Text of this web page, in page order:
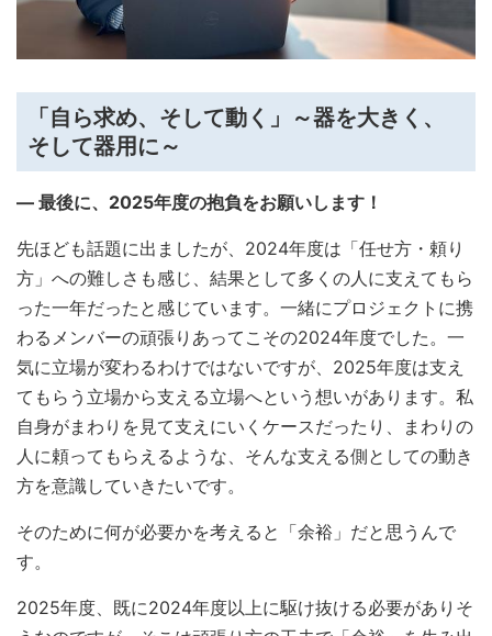
「自ら求め、そして動く」～器を大きく、
そして器用に～
― 最後に、2025年度の抱負をお願いします！
先ほども話題に出ましたが、2024年度は「任せ方・頼り
方」への難しさも感じ、結果として多くの人に支えてもら
った一年だったと感じています。一緒にプロジェクトに携
わるメンバーの頑張りあってこその2024年度でした。一
気に立場が変わるわけではないですが、2025年度は支え
てもらう立場から支える立場へという想いがあります。私
自身がまわりを見て支えにいくケースだったり、まわりの
人に頼ってもらえるような、そんな支える側としての動き
方を意識していきたいです。
そのために何が必要かを考えると「余裕」だと思うんで
す。
2025年度、既に2024年度以上に駆け抜ける必要がありそ